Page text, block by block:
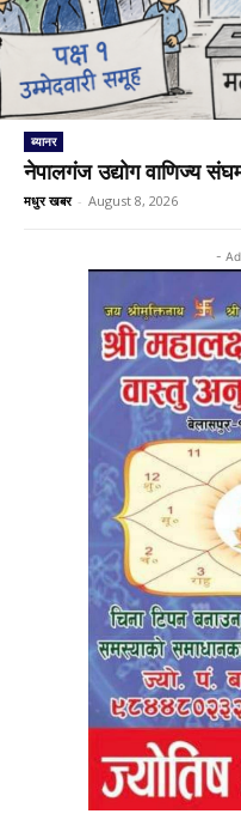
ब्यानर
नेपालगंज उद्योग वाणिज्य
मधुर खबर - August 8, 2026
-